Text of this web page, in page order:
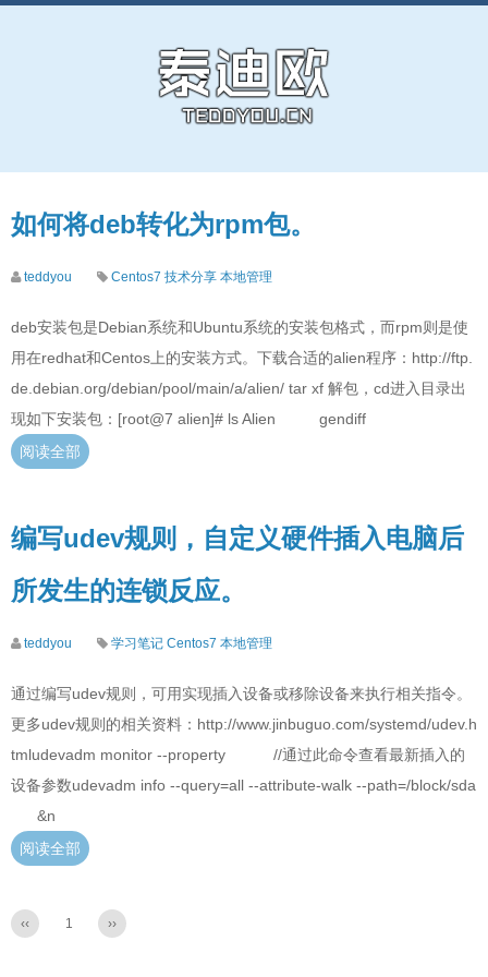
如何将deb转化为rpm包。
teddyou Centos7 技术分享 本地管理
deb安装包是Debian系统和Ubuntu系统的安装包格式，而rpm则是使
用在redhat和Centos上的安装方式。下载合适的alien程序：http://ftp.
de.debian.org/debian/pool/main/a/alien/ tar xf 解包，cd进入目录出
现如下安装包：[root@7 alien]# ls Alien gendiff
阅读全部
编写udev规则，自定义硬件插入电脑后
所发生的连锁反应。
teddyou 学习笔记 Centos7 本地管理
通过编写udev规则，可用实现插入设备或移除设备来执行相关指令。
更多udev规则的相关资料：http://www.jinbuguo.com/systemd/udev.h
tmludevadm monitor --property //通过此命令查看最新插入的
设备参数udevadm info --query=all --attribute-walk --path=/block/sda
&n
阅读全部
‹‹ 1 ››